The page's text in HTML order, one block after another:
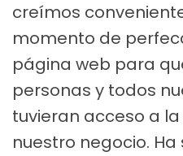
creímos
momento de
página web para
personas y todos
tuvieran acceso a
nuestro negocio.